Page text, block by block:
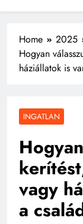
Home 2025
Hogyan
háziállatok is
INGATLAN
vagy
a